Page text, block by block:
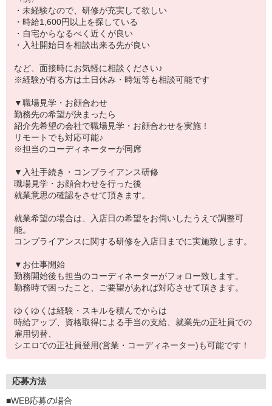
・未経験なので、研修が充実して欲しい
・時給1,600円以上を探している
・自宅からなるべく近くが良い
・入社開始日を相談出来る先が良い
など、面接時にお気軽に相談ください♪
※経験が有る方は土日休み・時短等も相談可能です
▼職場見学・お顔合わせ
勤務先の希望が決まったら
紹介先希望の会社で職場見学・お顔合わせを実施！
リモートでも対応可能♪
※担当のコーディネーターが同席
▼入社手続き・コンプライアンス研修
職場見学・お顔合わせを行った後
就業意思の確認をさせて頂きます。
就業希望の場合は、入店日の希望をお伺いしたうえで調整可
能。
コンプライアンスに関する研修を入店日までに実施致します。
▼お仕事開始
勤務開始後も担当のコーディネーターがフォロー致します。
勤務時で困ったこと、ご要望があれば対応させて頂きます。
ゆくゆくは経験・スキルを積んでからは
時給アップ、資格取得による手当の支給、就業先の正社員での
雇用切替、
シエロでの正社員登用(営業・コーディネーター)も可能です！
応募方法
■WEB応募の場合